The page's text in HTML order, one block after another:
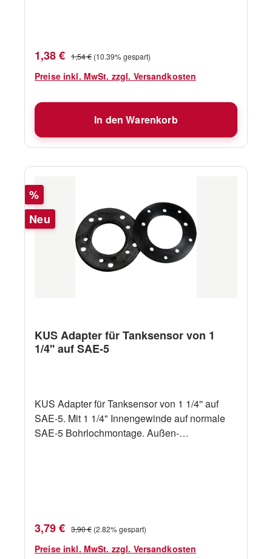
Verkaufspreis:
1,38 € Regulärer Preis:
1,54 € (10.39% gespart)
Preise inkl. MwSt. zzgl. Versandkosten
In den Warenkorb
Rabatt
%
Neu
KUS Adapter für Tanksensor von 1
1/4'' auf SAE-5
KUS Adapter für Tanksensor von 1 1/4'' auf
SAE-5. Mit 1 1/4" Innengewinde auf normale
SAE-5 Bohrlochmontage. Außen-
Verkaufspreis:
3,79 € Regulärer Preis:
3,90 € (2.82% gespart)
Preise inkl. MwSt. zzgl. Versandkosten